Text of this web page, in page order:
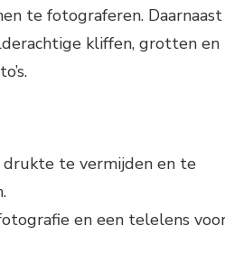
te fotograferen. Daarnaast
kliffen, grotten en
te vermijden en te
en een telelens